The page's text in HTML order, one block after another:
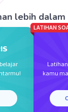
lebih
LATIHAN
Latihan
kamu